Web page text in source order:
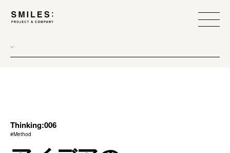
scope
Thinking:006
#Method